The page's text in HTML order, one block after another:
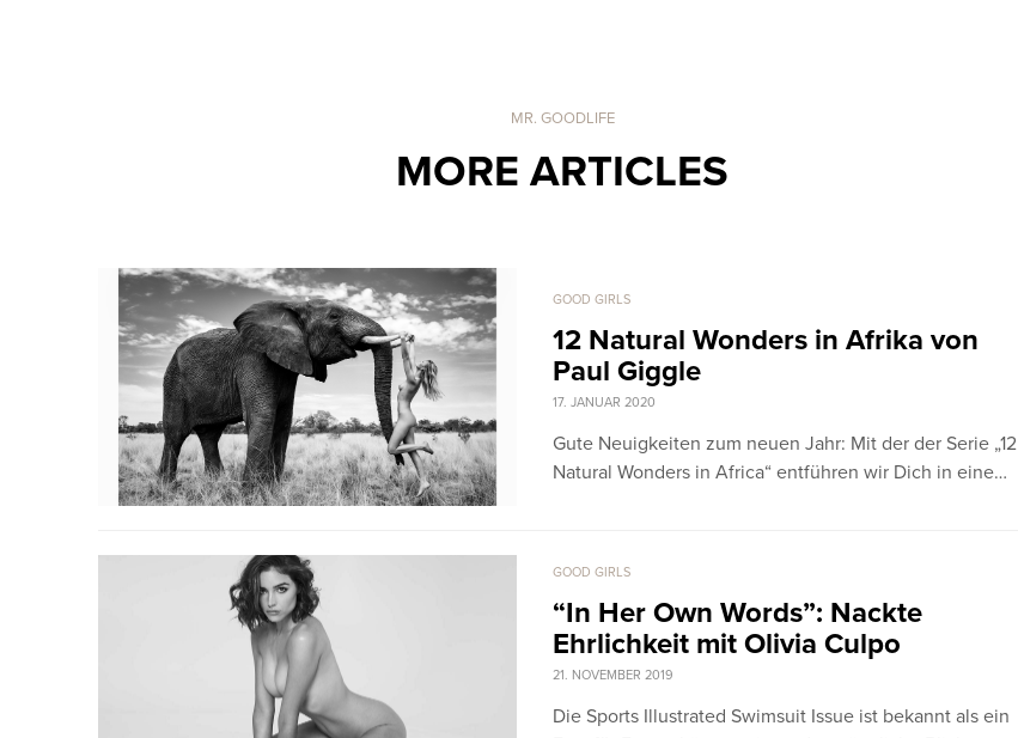
MR. GOODLIFE
MORE ARTICLES
GOOD GIRLS
12 Natural Wonders in Afrika von
Paul Giggle
17. JANUAR 2020
Gute Neuigkeiten zum neuen Jahr: Mit der der Serie „12
Natural Wonders in Africa“ entführen wir Dich in eine…
GOOD GIRLS
“In Her Own Words”: Nackte
Ehrlichkeit mit Olivia Culpo
21. NOVEMBER 2019
Die Sports Illustrated Swimsuit Issue ist bekannt als ein